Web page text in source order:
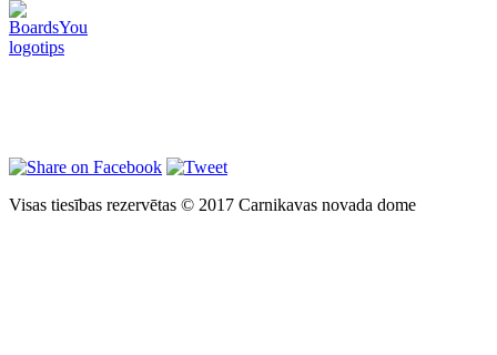
Visas tiesības rezervētas © 2017 Carnikavas novada dome